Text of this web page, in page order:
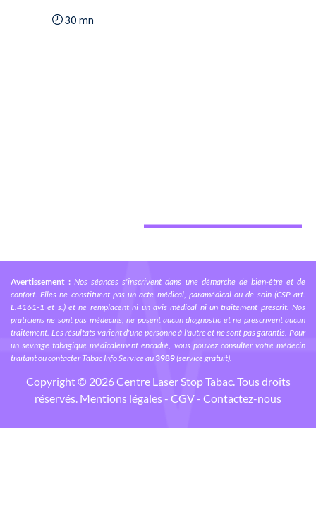
Avertissement : Nos séances s'inscrivent dans une démarche de bien-être et de
confort. Elles ne constituent pas un acte médical, paramédical ou de soin (CSP art.
L.4161-1 et s.) et ne remplacent ni un avis médical ni un traitement prescrit. Nos
praticiens ne sont pas médecins, ne posent aucun diagnostic et ne prescrivent aucun
traitement. Les résultats varient d'une personne à l'autre et ne sont pas garantis. Pour
un sevrage tabagique médicalement encadré, vous pouvez consulter votre médecin
traitant ou contacterTabac Info Serviceau 3989(service gratuit).
Copyright © 2026 Centre LaserStop Tabac. Tous droits
réservés. Mentions légales - CGV- Contactez-nous